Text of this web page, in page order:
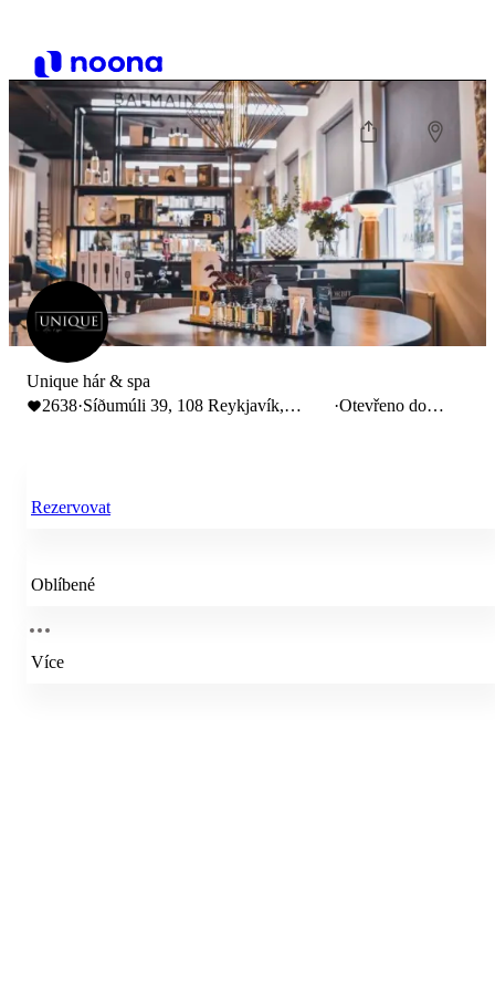
Unique hár & spa
2638·Síðumúli 39, 108 Reykjavík,
·Otevřeno do
Rezervovat
Oblíbené
Více